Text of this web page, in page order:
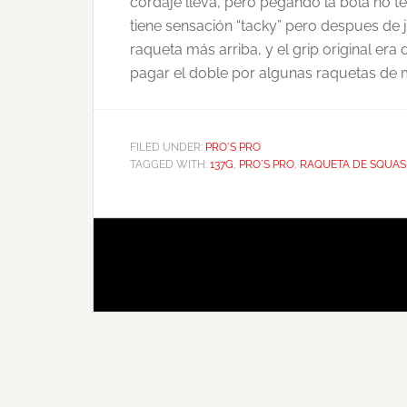
tiene sensación “tacky” pero despues
raqueta más arriba, y el grip original
pagar el doble por algunas raquetas de
FILED UNDER: PRO´S PRO
TAGGED WITH: 137G, PRO´S PRO, RAQUETA DE